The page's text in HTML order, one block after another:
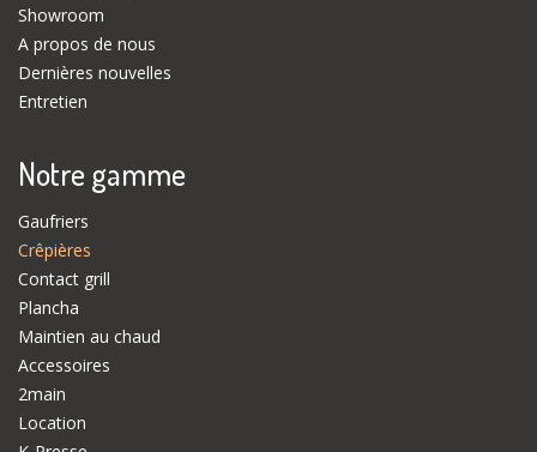
Showroom
A propos de nous
Dernières nouvelles
Entretien
Notre gamme
Gaufriers
Crêpières
Contact grill
Plancha
Maintien au chaud
Accessoires
2main
Location